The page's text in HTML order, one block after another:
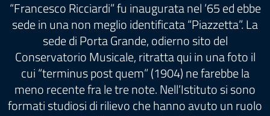
“Francesco Ricciardi” fu inaugurata nel ’65 ed ebbe
sede in una non meglio identificata “Piazzetta”. La
sede di Porta Grande, odierno sito del
Conservatorio Musicale, ritratta qui in una foto il
cui “terminus post quem” (1904) ne farebbe la
meno recente fra le tre note. Nell’Istituto si sono
formati studiosi di rilievo che hanno avuto un ruolo